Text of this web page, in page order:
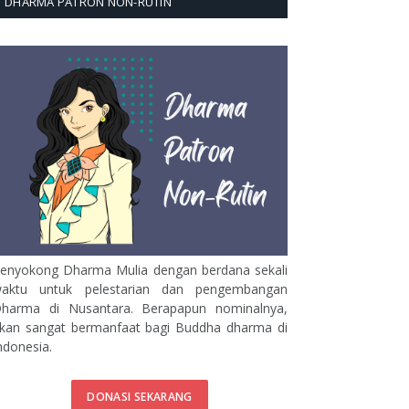
Dharma Mulia dengan berdana sekali
untuk pelestarian dan pengembangan
di Nusantara. Berapapun nominalnya,
sangat bermanfaat bagi Buddha dharma di
DONASI SEKARANG